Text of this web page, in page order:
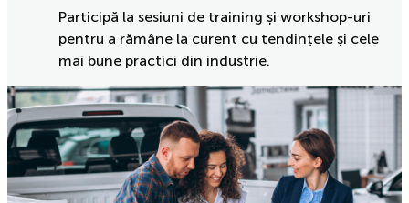
Participă la sesiuni de training și workshop-uri
pentru a rămâne la curent cu tendințele și cele
mai bune practici din industrie.